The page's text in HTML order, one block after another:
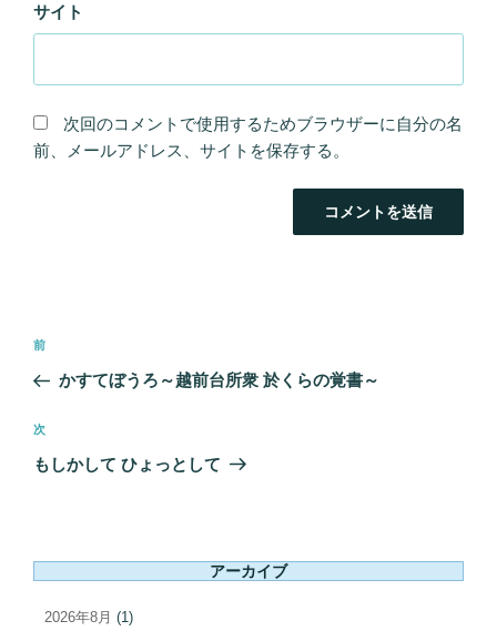
サイト
次回のコメントで使用するためブラウザーに自分の名
前、メールアドレス、サイトを保存する。
ナ
ビ
ー
ン
前
の
稿
前
かすてぼうろ～越前台所衆 於くらの覚書～
次
の
次
もしかして ひょっとして
アーカイブ
2026年8月 (1)